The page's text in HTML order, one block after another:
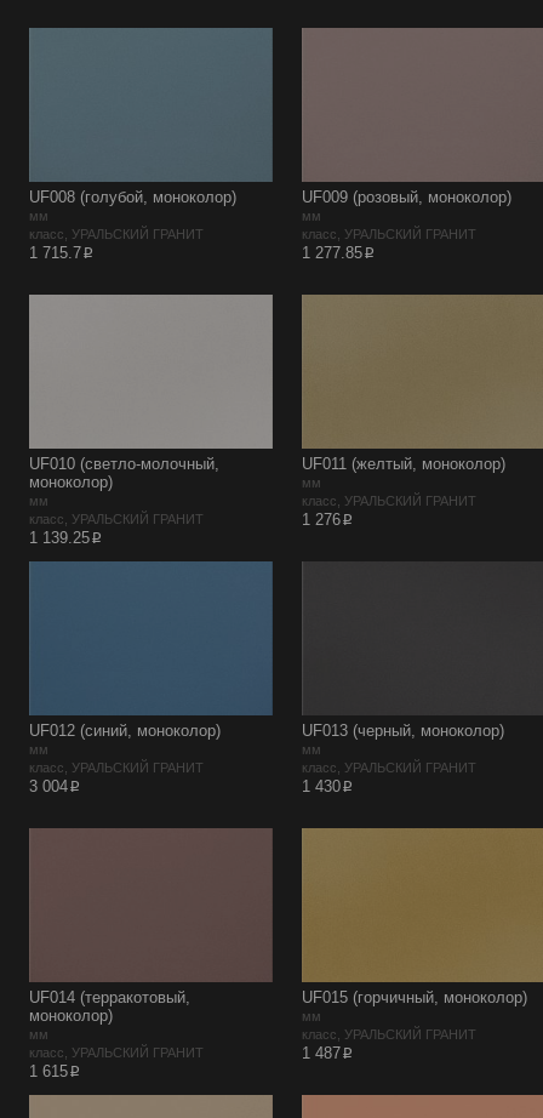
UF008 (голубой, моноколор)
мм
класс, УРАЛЬСКИЙ ГРАНИТ
1 715.7p
UF009 (розовый, моноколор)
мм
класс, УРАЛЬСКИЙ ГРАНИТ
1 277.85p
UF010 (светло-молочный,
моноколор)
мм
класс, УРАЛЬСКИЙ ГРАНИТ
1 139.25p
UF011 (желтый, моноколор)
мм
класс, УРАЛЬСКИЙ ГРАНИТ
1 276p
UF012 (синий, моноколор)
мм
класс, УРАЛЬСКИЙ ГРАНИТ
3 004p
UF013 (черный, моноколор)
мм
класс, УРАЛЬСКИЙ ГРАНИТ
1 430p
UF014 (терракотовый,
моноколор)
мм
класс, УРАЛЬСКИЙ ГРАНИТ
1 615p
UF015 (горчичный, моноколор)
мм
класс, УРАЛЬСКИЙ ГРАНИТ
1 487p